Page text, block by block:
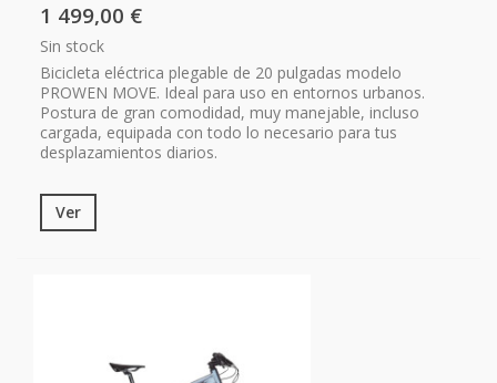
1 499,00 €
Sin stock
Bicicleta eléctrica plegable de 20 pulgadas modelo
PROWEN MOVE. Ideal para uso en entornos urbanos.
Postura de gran comodidad, muy manejable, incluso
cargada, equipada con todo lo necesario para tus
desplazamientos diarios.
Ver